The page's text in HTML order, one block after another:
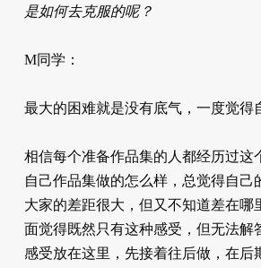
是如何去克服的呢？
M同学：
最大的困难就是没有底气，一度觉得
相信每个准备作品集的人都经历过这
自己作品集做的怎么样，总觉得自己
大家的差距很大，但又不知道差在哪
面觉得既然只有这种感受，但无法解
感受放在这里，先接着往后做，在后